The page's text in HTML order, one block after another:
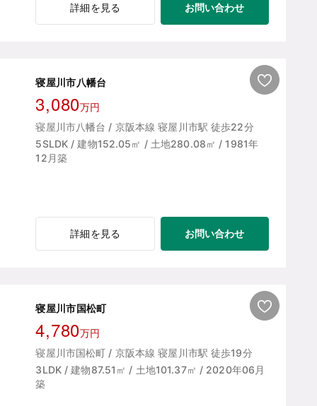
詳細を見る お問い合わせ
寝屋川市八幡台
3,080万円
寝屋川市八幡台 / 京阪本線 寝屋川市駅 徒歩22分
5SLDK / 建物152.05㎡ / 土地280.08㎡ / 1981年
12月築
詳細を見る お問い合わせ
寝屋川市国松町
4,780万円
寝屋川市国松町 / 京阪本線 寝屋川市駅 徒歩19分
3LDK / 建物87.51㎡ / 土地101.37㎡ / 2020年06月
築